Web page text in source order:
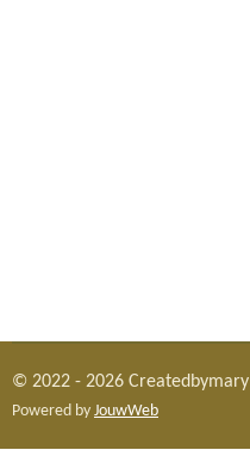
© 2022 - 2026 Createdbymary
Powered by JouwWeb